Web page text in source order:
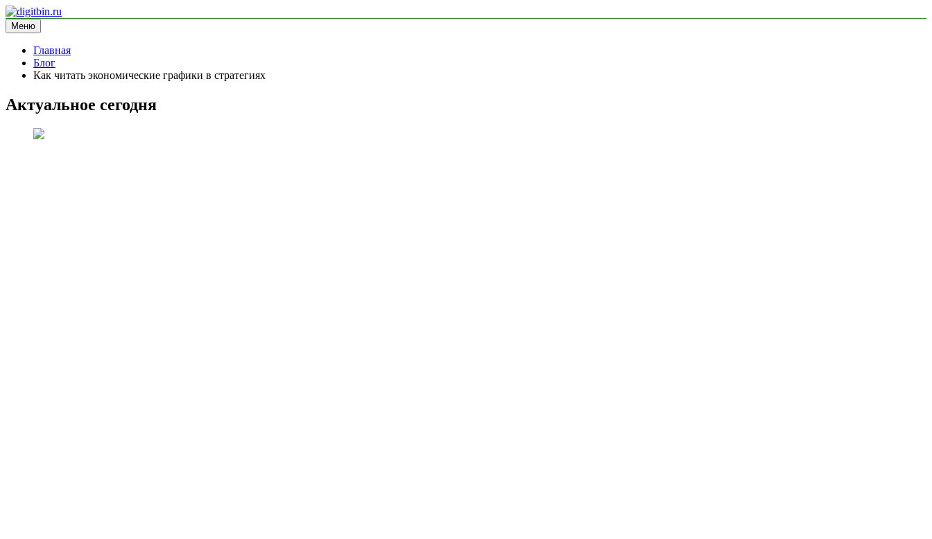
Перейти
к
содержимому
digitbin.ru
информационный сайт
Меню
Главная
Блог
Как читать экономические графики в стратегиях
Актуальное сегодня